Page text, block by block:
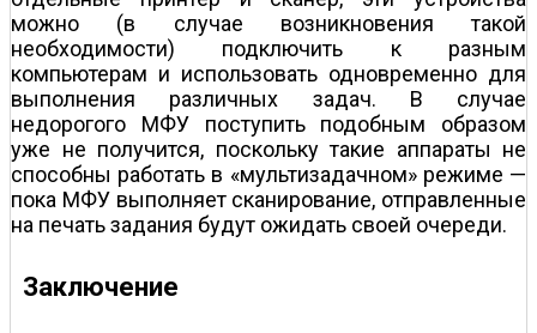
можно (в случае возникновения такой
необходимости) подключить к разным
компьютерам и использовать одновременно для
выполнения различных задач. В случае
недорогого МФУ поступить подобным образом
уже не получится, поскольку такие аппараты не
способны работать в «мультизадачном» режиме —
пока МФУ выполняет сканирование, отправленные
на печать задания будут ожидать своей очереди.
Заключение